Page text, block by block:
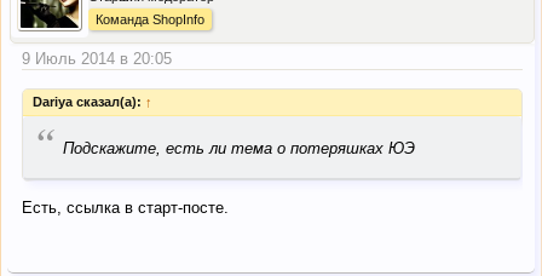
Команда ShopInfo
9 Июль 2014 в 20:05
Dariya сказал(а): ↑
“ Подскажите, есть ли тема о потеряшках ЮЭ
Есть, ссылка в старт-посте.